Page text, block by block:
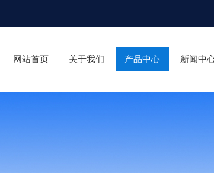
网站首页 关于我们 产品中心 新闻中